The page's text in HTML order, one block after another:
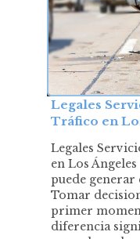
Legales
Tráfico en
Legales
en Los
puede
Tomar
primer
diferencia